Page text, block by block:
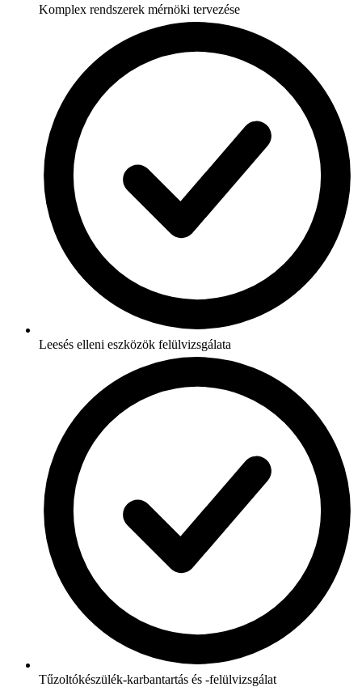
Komplex rendszerek mérnöki tervezése
Leesés elleni eszközök felülvizsgálata
Tűzoltókészülék-karbantartás és -felülvizsgálat